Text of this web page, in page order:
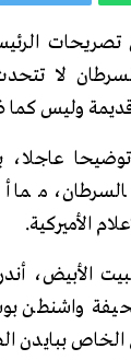
تصريحات
لا
وليس
مما
الأميركية.
الأبيض،
واشنطن
ببايدن